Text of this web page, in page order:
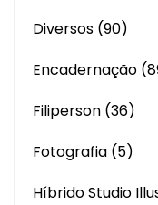
Diversos (90)
Encadernação
Filiperson (36)
Fotografia (5)
Híbrido Studio